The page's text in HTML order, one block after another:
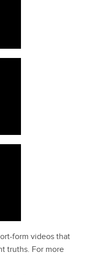
form videos that
truths. For more